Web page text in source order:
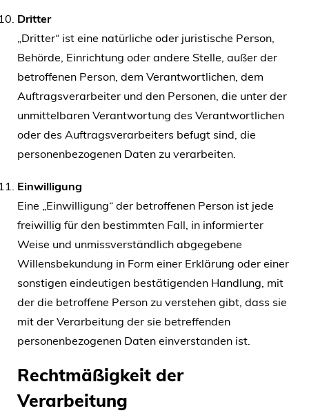
Dritter
„Dritter“ ist eine natürliche oder juristische Person,
Behörde, Einrichtung oder andere Stelle, außer der
betroffenen Person, dem Verantwortlichen, dem
Auftragsverarbeiter und den Personen, die unter der
unmittelbaren Verantwortung des Verantwortlichen
oder des Auftragsverarbeiters befugt sind, die
personenbezogenen Daten zu verarbeiten.
Einwilligung
Eine „Einwilligung“ der betroffenen Person ist jede
freiwillig für den bestimmten Fall, in informierter
Weise und unmissverständlich abgegebene
Willensbekundung in Form einer Erklärung oder einer
sonstigen eindeutigen bestätigenden Handlung, mit
der die betroffene Person zu verstehen gibt, dass sie
mit der Verarbeitung der sie betreffenden
personenbezogenen Daten einverstanden ist.
Rechtmäßigkeit der
Verarbeitung